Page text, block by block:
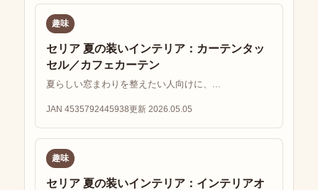
趣味
セリア 夏の装いインテリア：カーテンタッ
セル／カフェカーテン
夏らしい窓まわりを整えたい人向けに、...
JAN 4535792445938更新 2026.05.05
趣味
セリア 夏の装いインテリア：インテリアオ